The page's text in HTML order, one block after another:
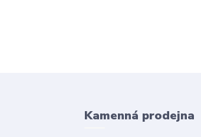
Kamenná prodejna